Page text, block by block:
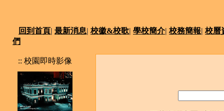
回到首頁| 最新消息| 校徽&校歌| 學校簡介| 校務簡報| 校曆
們
:: 校園即時影像